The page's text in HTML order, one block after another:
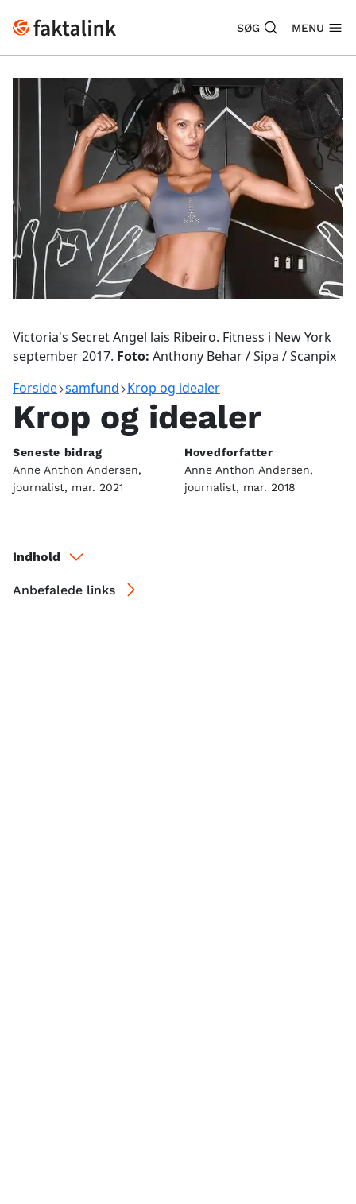
SØG MENU
Victoria's Secret Angel lais Ribeiro. Fitness i New York
september 2017. Foto: Anthony Behar / Sipa / Scanpix
Forside samfund Krop og idealer
Krop og idealer
Seneste bidrag
Anne Anthon Andersen,
journalist, mar. 2021
Hovedforfatter
Anne Anthon Andersen,
journalist, mar. 2018
Indhold
Anbefalede links